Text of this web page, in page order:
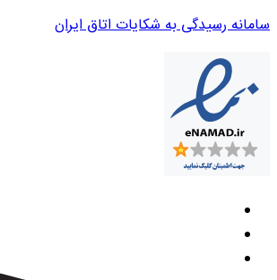
سامانه رسیدگی به شکایات اتاق ایران